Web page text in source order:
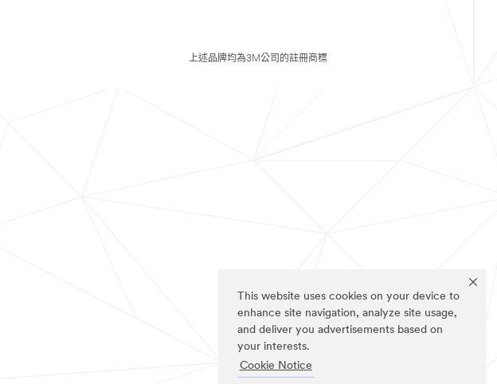
This website uses cookies on your device to
enhance site navigation, analyze site usage,
and deliver you advertisements based on
your interests.
Cookie Notice
上述品牌均為3M公司的註冊商標